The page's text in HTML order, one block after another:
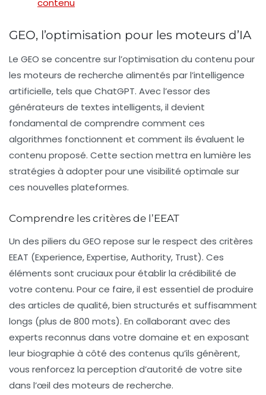
contenu
GEO, l’optimisation pour les moteurs d’IA
Le GEO se concentre sur l’optimisation du contenu pour
les moteurs de recherche alimentés par l’intelligence
artificielle, tels que ChatGPT. Avec l’essor des
générateurs de textes intelligents, il devient
fondamental de comprendre comment ces
algorithmes fonctionnent et comment ils évaluent le
contenu proposé. Cette section mettra en lumière les
stratégies à adopter pour une visibilité optimale sur
ces nouvelles plateformes.
Comprendre les critères de l’EEAT
Un des piliers du GEO repose sur le respect des critères
EEAT (Experience, Expertise, Authority, Trust). Ces
éléments sont cruciaux pour établir la crédibilité de
votre contenu. Pour ce faire, il est essentiel de produire
des articles de qualité, bien structurés et suffisamment
longs (plus de 800 mots). En collaborant avec des
experts reconnus dans votre domaine et en exposant
leur biographie à côté des contenus qu’ils génèrent,
vous renforcez la perception d’autorité de votre site
dans l’œil des moteurs de recherche.